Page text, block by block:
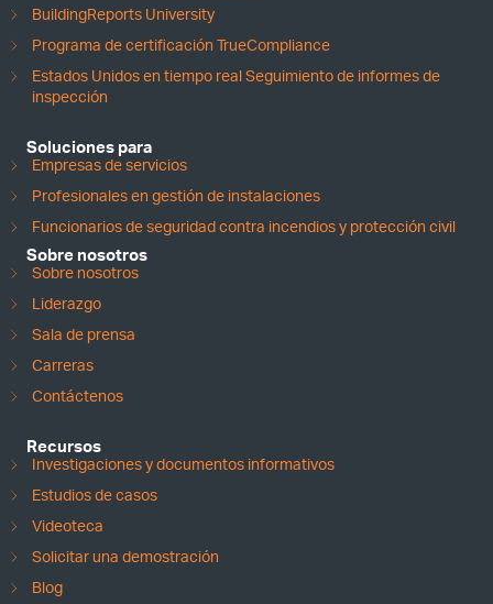
BuildingReports University
Programa de certificación TrueCompliance
Estados Unidos en tiempo real Seguimiento de informes de
inspección
Soluciones para
Empresas de servicios
Profesionales en gestión de instalaciones
Funcionarios de seguridad contra incendios y protección civil
Sobre nosotros
Sobre nosotros
Liderazgo
Sala de prensa
Carreras
Contáctenos
Recursos
Investigaciones y documentos informativos
Estudios de casos
Videoteca
Solicitar una demostración
Blog